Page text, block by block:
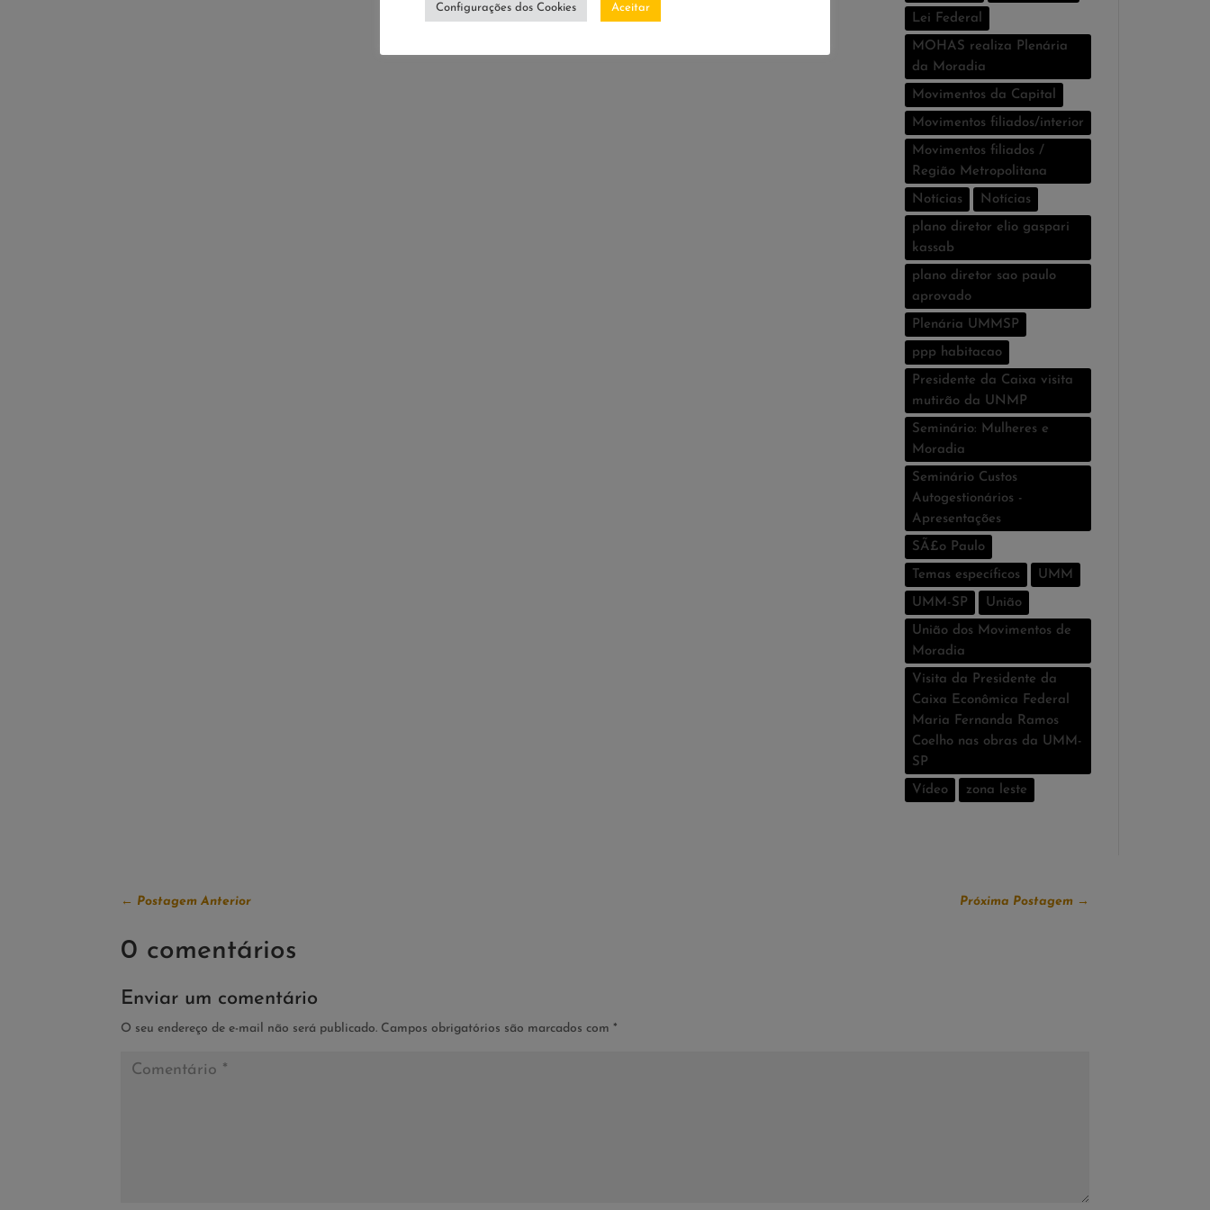
Lei Federal
MOHAS realiza Plenária
da Moradia
Movimentos da Capital
Movimentos filiados/interior
Movimentos filiados /
Região Metropolitana
Notícias Notí­cias
plano diretor elio gaspari
kassab
plano diretor sao paulo
aprovado
Plenária UMMSP
ppp habitacao
Presidente da Caixa visita
mutirão da UNMP
Seminário: Mulheres e
Moradia
Seminário Custos
Autogestionários -
Apresentações
SÃ£o Paulo
Temas especí­ficos UMM
UMM-SP União
União dos Movimentos de
Moradia
Visita da Presidente da
Caixa Econômica Federal
Maria Fernanda Ramos
Coelho nas obras da UMM-
SP
Vídeo zona leste
← Postagem Anterior Próxima Postagem→
0 comentários
Enviar um comentário
O seu endereço de e-mail não será publicado. Campos obrigatórios são marcados com*
Configurações dos Cookies Aceitar